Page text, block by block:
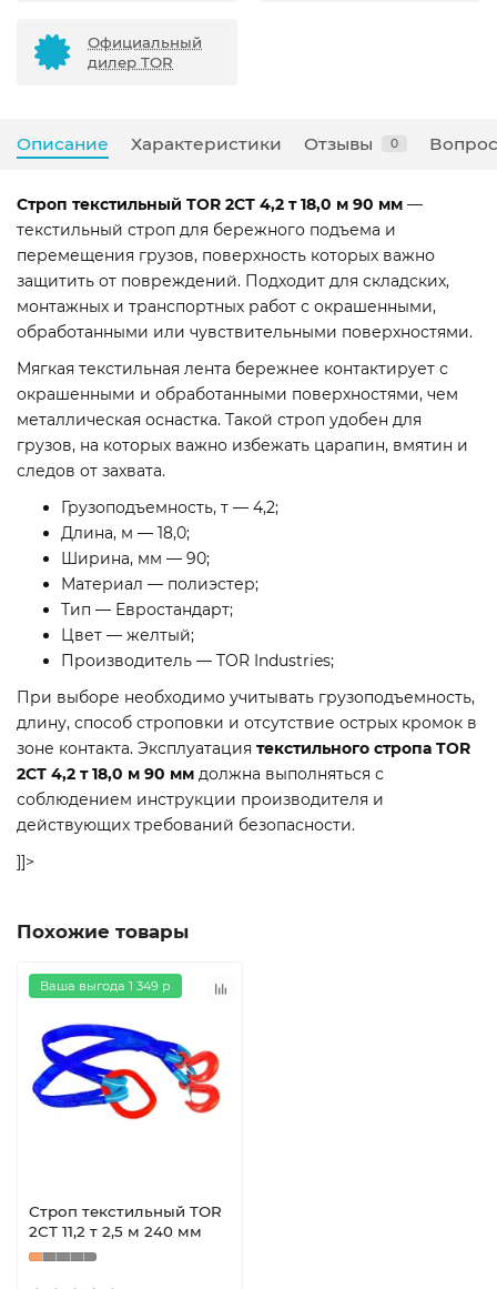
Официальный
дилер TOR
Описание Характеристики Отзывы 0
Строп текстильный TOR 2СТ 4,2 т 18,0 м 90 мм —
текстильный строп для бережного подъема и
перемещения грузов, поверхность которых важно
защитить от повреждений. Подходит для складских,
монтажных и транспортных работ с окрашенными,
обработанными или чувствительными поверхностями.
Мягкая текстильная лента бережнее контактирует с
окрашенными и обработанными поверхностями, чем
металлическая оснастка. Такой строп удобен для
грузов, на которых важно избежать царапин, вмятин и
следов от захвата.
Грузоподъемность, т — 4,2;
Длина, м — 18,0;
Ширина, мм — 90;
Материал — полиэстер;
Тип — Евростандарт;
Цвет — желтый;
Производитель — TOR Industries;
При выборе необходимо учитывать грузоподъемность,
длину, способ строповки и отсутствие острых кромок в
зоне контакта. Эксплуатация текстильного стропа TOR
2СТ 4,2 т 18,0 м 90 мм должна выполняться с
соблюдением инструкции производителя и
действующих требований безопасности.
]]>
Похожие товары
Ваша выгода 1 349 р
Строп текстильный TOR
2СТ 11,2 т 2,5 м 240 мм